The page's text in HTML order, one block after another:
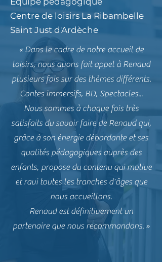
Centre de loisirs La Ribambelle
Saint Just d'Ardèche
« Dans le cadre de notre accueil de
loisirs, nous avons fait appel à Renaud
plusieurs fois sur des thèmes différents.
Contes immersifs, BD, Spectacles...
Nous sommes à chaque fois très
satisfaits du savoir faire de Renaud qui,
grâce à son énergie débordante et ses
qualités pédagogiques auprès des
enfants, propose du contenu qui motive
et ravi toutes les tranches d'âges que
nous accueillons.
Renaud est définitivement un
partenaire que nous recommandons. »